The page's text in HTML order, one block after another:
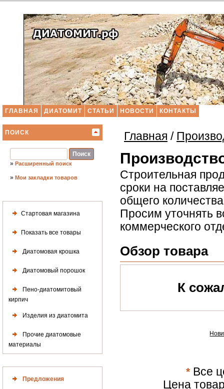
ГЛАВНАЯ ДИАТОМИТ СТАТЬИ НОВОСТИ КОНТАКТЫ
ПОИСК
» Расширенный поиск
» Мои закладки товаров
Стартовая магазина
Показать все товары
Диатомовая крошка
Диатомовый порошок
Пено-диатомитовый
кирпич
Изделия из диатомита
Прочие диатомовые
материалы
Предложения
Главная /
Строительная
сроки на
общего
Просим уточнять
коммерческого
Обзор товара
К
* Все
Цена